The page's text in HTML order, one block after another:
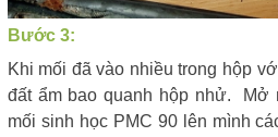
Bước 3:
Khi mối đã vào nhiều trong hộp
đất ẩm bao quanh hộp nhử. Mở
mối sinh học PMC 90 lên mình